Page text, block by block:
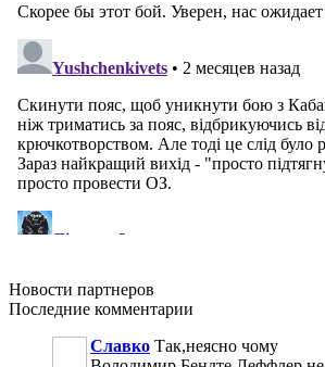
Новости партнеров
Последние комментарии
Славко Так,неясно чому